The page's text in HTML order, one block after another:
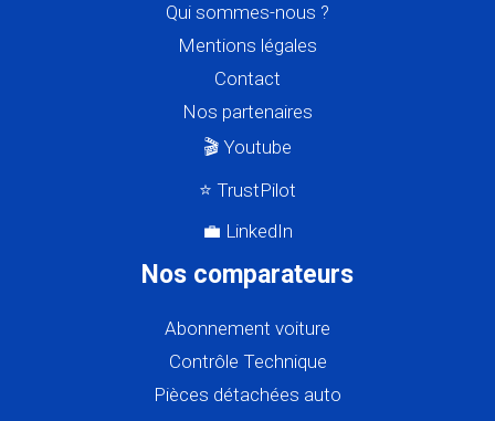
Qui sommes-nous ?
Mentions légales
Contact
Nos partenaires
🎬 Youtube
⭐ TrustPilot
💼 LinkedIn
Nos comparateurs
Abonnement voiture
Contrôle Technique
Pièces détachées auto